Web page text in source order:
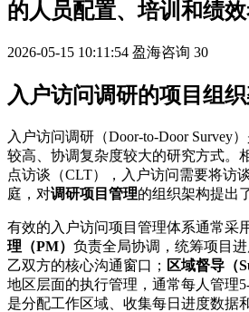
的人员配置、培训和绩
2026-05-15 10:11:54 盈海咨询 30
入户访问调研的项目组
入户访问调研（Door-to-Door Survey
较高、协调复杂度较大的研究方式。
点访谈（CLT），入户访问需要将访
庭，对调研项目管理的组织架构提出
有效的入户访问项目管理体系通常采
理（PM） 负责全局协调，统筹项目
乙双方的核心沟通窗口； 区域督导（
地区层面的执行管理，通常每人管理
是分配工作区域、收集每日进度数据